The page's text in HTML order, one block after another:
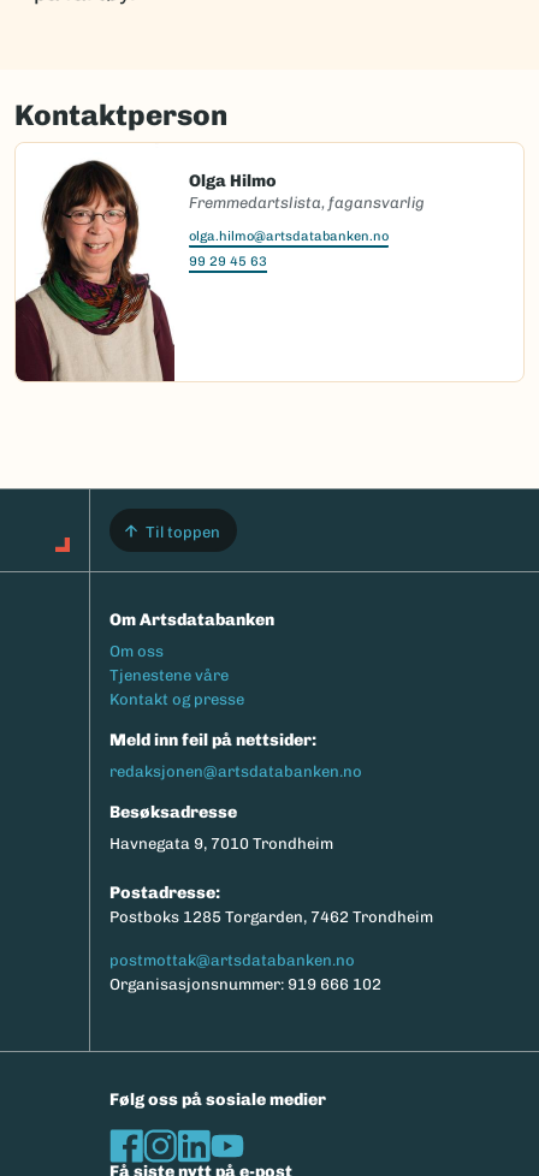
Kontaktperson
Olga Hilmo
Fremmedartslista, fagansvarlig
olga.hilmo@artsdatabanken.no
99 29 45 63
Til toppen
Om Artsdatabanken
Footermeny
Om oss
Tjenestene våre
Kontakt og presse
Meld inn feil på nettsider:
redaksjonen@artsdatabanken.no
Besøksadresse
Havnegata 9, 7010 Trondheim
Postadresse:
Postboks 1285 Torgarden, 7462 Trondheim
postmottak@artsdatabanken.no
Organisasjonsnummer: 919 666 102
Følg oss på sosiale medier
Få siste nytt på e-post